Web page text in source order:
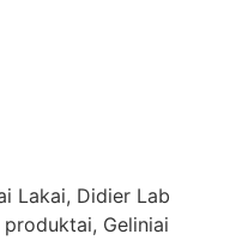
Lakai, Didier Lab
produktai, Geliniai